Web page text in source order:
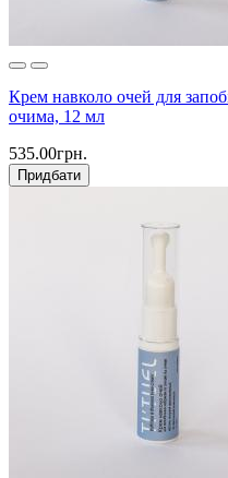
Крем навколо очей для
очима, 12 мл
535.00грн.
Придбати